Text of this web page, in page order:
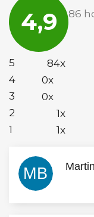
4,9
je
86
5
84x
4
0x
3
0x
2
1x
1
1x
MB